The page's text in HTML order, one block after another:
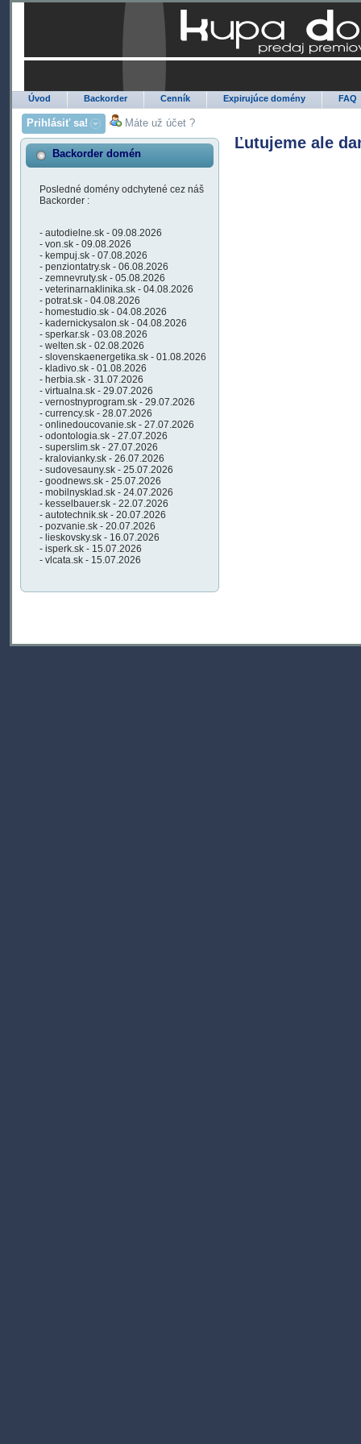
Úvod Backorder Cenník Expirujúce domény FAQ
Prihlásiť sa! Máte už účet ?
Backorder domén
Posledné domény odchytené cez náš
Backorder :
- autodielne.sk - 09.08.2026
- von.sk - 09.08.2026
- kempuj.sk - 07.08.2026
- penziontatry.sk - 06.08.2026
- zemnevruty.sk - 05.08.2026
- veterinarnaklinika.sk - 04.08.2026
- potrat.sk - 04.08.2026
- homestudio.sk - 04.08.2026
- kadernickysalon.sk - 04.08.2026
- sperkar.sk - 03.08.2026
- welten.sk - 02.08.2026
- slovenskaenergetika.sk - 01.08.2026
- kladivo.sk - 01.08.2026
- herbia.sk - 31.07.2026
- virtualna.sk - 29.07.2026
- vernostnyprogram.sk - 29.07.2026
- currency.sk - 28.07.2026
- onlinedoucovanie.sk - 27.07.2026
- odontologia.sk - 27.07.2026
- superslim.sk - 27.07.2026
- kralovianky.sk - 26.07.2026
- sudovesauny.sk - 25.07.2026
- goodnews.sk - 25.07.2026
- mobilnysklad.sk - 24.07.2026
- kesselbauer.sk - 22.07.2026
- autotechnik.sk - 20.07.2026
- pozvanie.sk - 20.07.2026
- lieskovsky.sk - 16.07.2026
- isperk.sk - 15.07.2026
- vlcata.sk - 15.07.2026
Ľutujeme ale